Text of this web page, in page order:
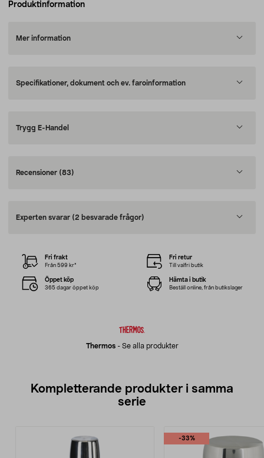
Produktinformation
Mer information
Specifikationer, dokument och ev. faroinformation
Trygg E-Handel
Recensioner (83)
Experten svarar (2 besvarade frågor)
Thermos- Se alla produkter
Fri frakt
Från 599 kr*
Fri retur
Till valfri butik
Öppet köp
365 dagar öppet köp
Hämta i butik
Beställ online, från butikslager
Kompletterande produkter i samma
serie
-33%